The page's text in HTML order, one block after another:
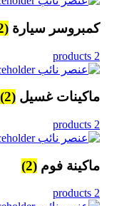
كمبروسر سيارة (2)
2 products
ماكينات غسيل (2)
2 products
ماكينة فوم (2)
2 products